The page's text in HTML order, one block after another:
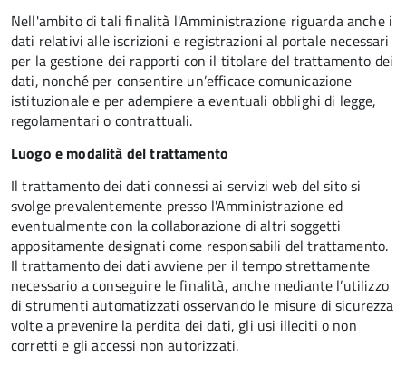
Nell'ambito di tali finalità l'Amministrazione riguarda anche i
dati relativi alle iscrizioni e registrazioni al portale necessari
per la gestione dei rapporti con il titolare del trattamento dei
dati, nonché per consentire un’efficace comunicazione
istituzionale e per adempiere a eventuali obblighi di legge,
regolamentari o contrattuali.
Luogo e modalità del trattamento
Il trattamento dei dati connessi ai servizi web del sito si
svolge prevalentemente presso l'Amministrazione ed
eventualmente con la collaborazione di altri soggetti
appositamente designati come responsabili del trattamento.
Il trattamento dei dati avviene per il tempo strettamente
necessario a conseguire le finalità, anche mediante l’utilizzo
di strumenti automatizzati osservando le misure di sicurezza
volte a prevenire la perdita dei dati, gli usi illeciti o non
corretti e gli accessi non autorizzati.